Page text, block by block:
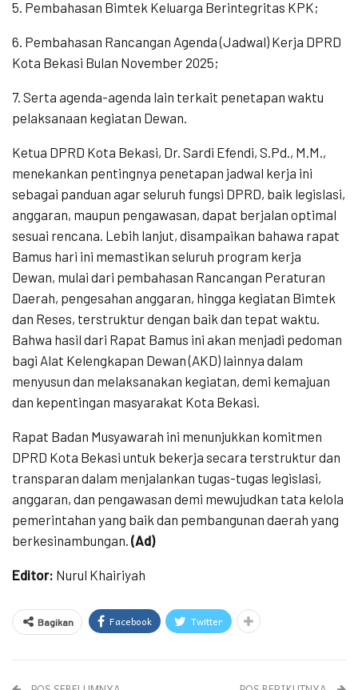
5. Pembahasan Bimtek Keluarga Berintegritas KPK;
6. Pembahasan Rancangan Agenda (Jadwal) Kerja DPRD
Kota Bekasi Bulan November 2025;
7. Serta agenda-agenda lain terkait penetapan waktu
pelaksanaan kegiatan Dewan.
Ketua DPRD Kota Bekasi, Dr. Sardi Efendi, S.Pd., M.M.,
menekankan pentingnya penetapan jadwal kerja ini
sebagai panduan agar seluruh fungsi DPRD, baik legislasi,
anggaran, maupun pengawasan, dapat berjalan optimal
sesuai rencana. Lebih lanjut, disampaikan bahawa rapat
Bamus hari ini memastikan seluruh program kerja
Dewan, mulai dari pembahasan Rancangan Peraturan
Daerah, pengesahan anggaran, hingga kegiatan Bimtek
dan Reses, terstruktur dengan baik dan tepat waktu.
Bahwa hasil dari Rapat Bamus ini akan menjadi pedoman
bagi Alat Kelengkapan Dewan (AKD) lainnya dalam
menyusun dan melaksanakan kegiatan, demi kemajuan
dan kepentingan masyarakat Kota Bekasi.
Rapat Badan Musyawarah ini menunjukkan komitmen
DPRD Kota Bekasi untuk bekerja secara terstruktur dan
transparan dalam menjalankan tugas-tugas legislasi,
anggaran, dan pengawasan demi mewujudkan tata kelola
pemerintahan yang baik dan pembangunan daerah yang
berkesinambungan. (Ad)
Editor: Nurul Khairiyah
Bagikan Facebook Twitter